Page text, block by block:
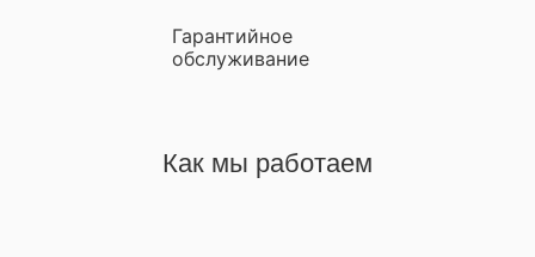
Гарантийное
обслуживание
Как мы работаем